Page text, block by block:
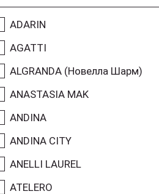
ADARIN
AGATTI
ALGRANDA (Новелла Шарм)
ANASTASIA MAK
ANDINA
ANDINA CITY
ANELLI LAUREL
ATELERO